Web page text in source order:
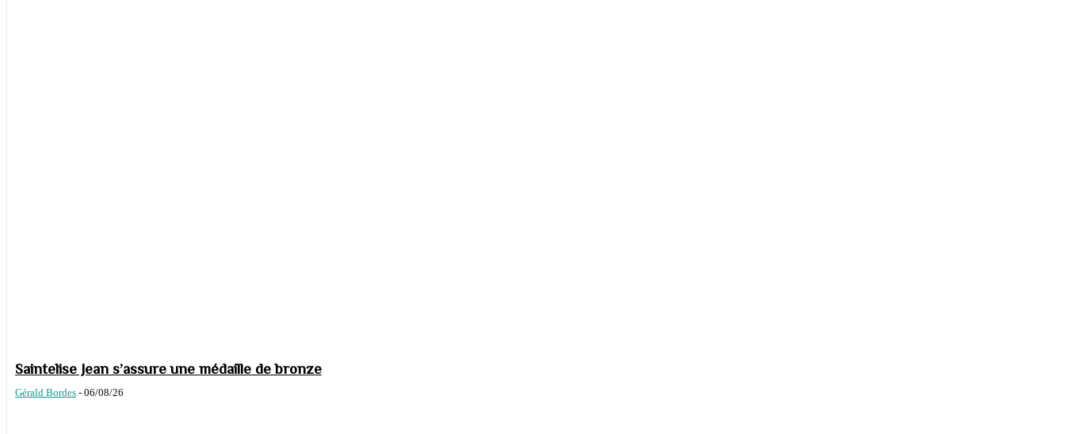
Saintelise Jean s’assure une médaille de bronze
Gérald Bordes - 06/08/26